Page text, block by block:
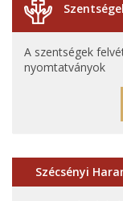
A szentségek
nyomtatványok
Szécsényi